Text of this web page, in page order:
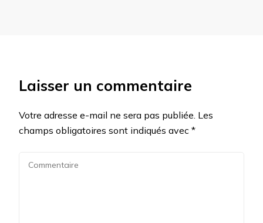
Laisser un commentaire
Votre adresse e-mail ne sera pas publiée. Les
champs obligatoires sont indiqués avec *